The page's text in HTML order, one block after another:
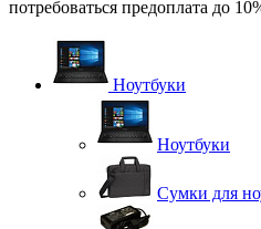
потребоваться предоплата до
Ноутбуки
Ноутбуки
Сумки для